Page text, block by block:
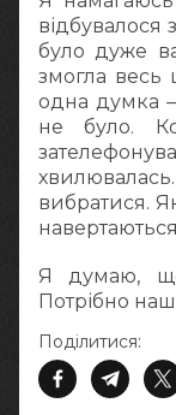
відбувалося
було дуже
змогла весь
одна думка
не було.
вибратися.
Я думаю, що
Потрібно
Поділитися: